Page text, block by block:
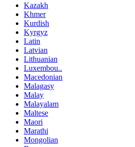
Kazakh
Khmer
Kurdish
Kyrgyz
Latin
Latvian
Lithuanian
Luxembou..
Macedonian
Malagasy
Malay
Malayalam
Maltese
Maori
Marathi
Mongolian